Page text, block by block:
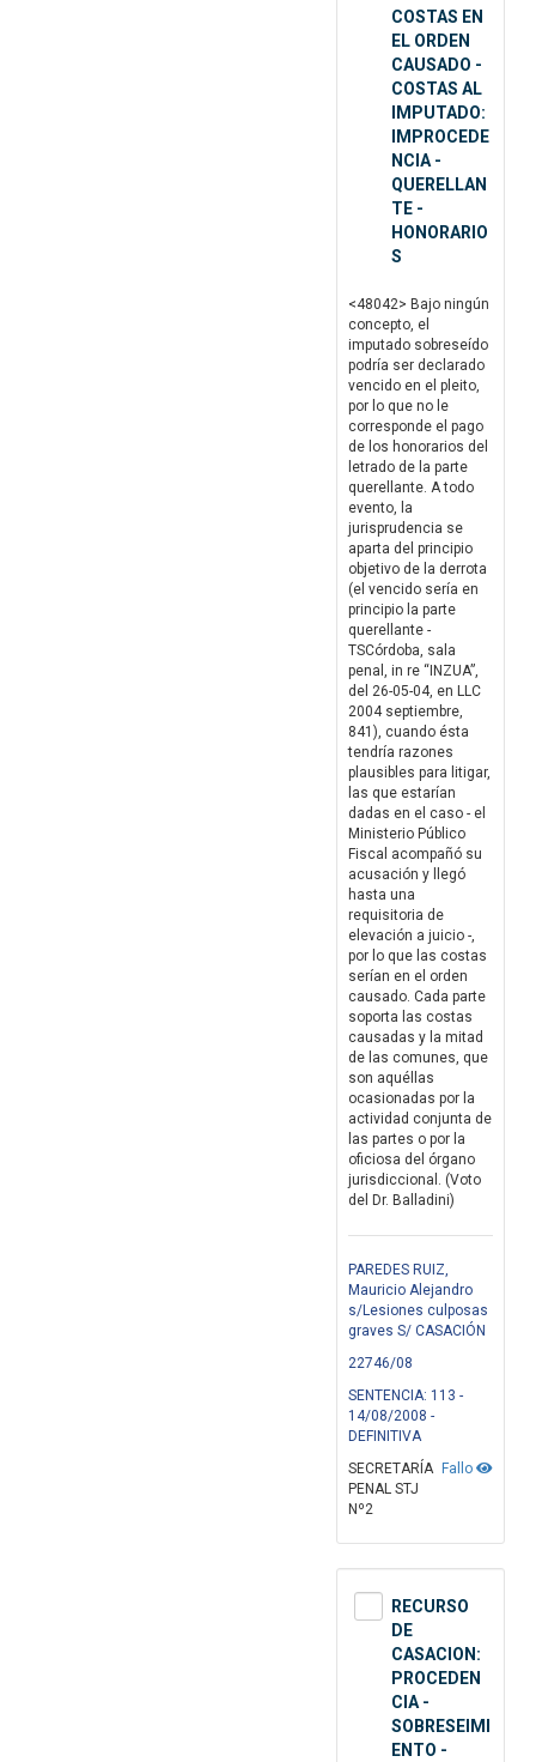
COSTAS EN
EL ORDEN
CAUSADO -
COSTAS AL
IMPUTADO:
IMPROCEDE
NCIA -
QUERELLAN
TE -
HONORARIO
S
<48042> Bajo ningún
concepto, el
imputado sobreseído
podría ser declarado
vencido en el pleito,
por lo que no le
corresponde el pago
de los honorarios del
letrado de la parte
querellante. A todo
evento, la
jurisprudencia se
aparta del principio
objetivo de la derrota
(el vencido sería en
principio la parte
querellante -
TSCórdoba, sala
penal, in re “INZUA”,
del 26-05-04, en LLC
2004 septiembre,
841), cuando ésta
tendría razones
plausibles para litigar,
las que estarían
dadas en el caso - el
Ministerio Público
Fiscal acompañó su
acusación y llegó
hasta una
requisitoria de
elevación a juicio -,
por lo que las costas
serían en el orden
causado. Cada parte
soporta las costas
causadas y la mitad
de las comunes, que
son aquéllas
ocasionadas por la
actividad conjunta de
las partes o por la
oficiosa del órgano
jurisdiccional. (Voto
del Dr. Balladini)
PAREDES RUIZ,
Mauricio Alejandro
s/Lesiones culposas
graves S/ CASACIÓN
22746/08
SENTENCIA: 113 -
14/08/2008 -
DEFINITIVA
Fallo
SECRETARÍA
PENAL STJ
Nº2
RECURSO
DE
CASACION:
PROCEDEN
CIA -
SOBRESEIMI
ENTO -